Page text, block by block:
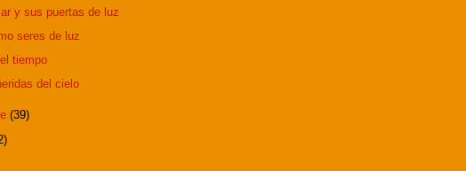
y sus puertas de luz
seres de luz
tiempo
del cielo
(39)